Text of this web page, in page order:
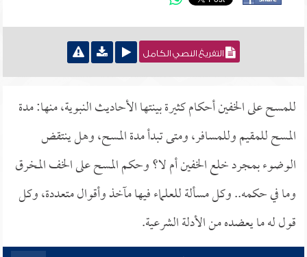
التفريغ النصي الكامل
للمسح على الخفين أحكام كثيرة بينتها الأحاديث النبوية، منها: مدة
المسح للمقيم وللمسافر، ومتى تبدأ مدة المسح، وهل ينتقض
الوضوء بمجرد خلع الخفين أم لا؟ وحكم المسح على الخف المخرق
وما في حكمه.. وكل مسألة للعلماء فيها مآخذ وأقوال متعددة، وكل
قول له ما يعضده من الأدلة الشرعية.